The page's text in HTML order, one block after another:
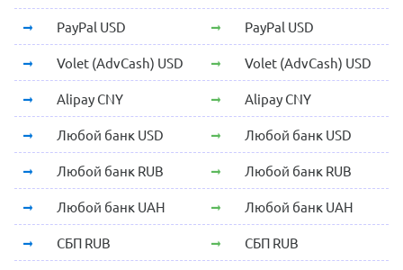
PayPal USD PayPal USD
Volet (AdvCash) USD Volet (AdvCash) USD
Alipay CNY Alipay CNY
Любой банк USD Любой банк USD
Любой банк RUB Любой банк RUB
Любой банк UAH Любой банк UAH
СБП RUB СБП RUB